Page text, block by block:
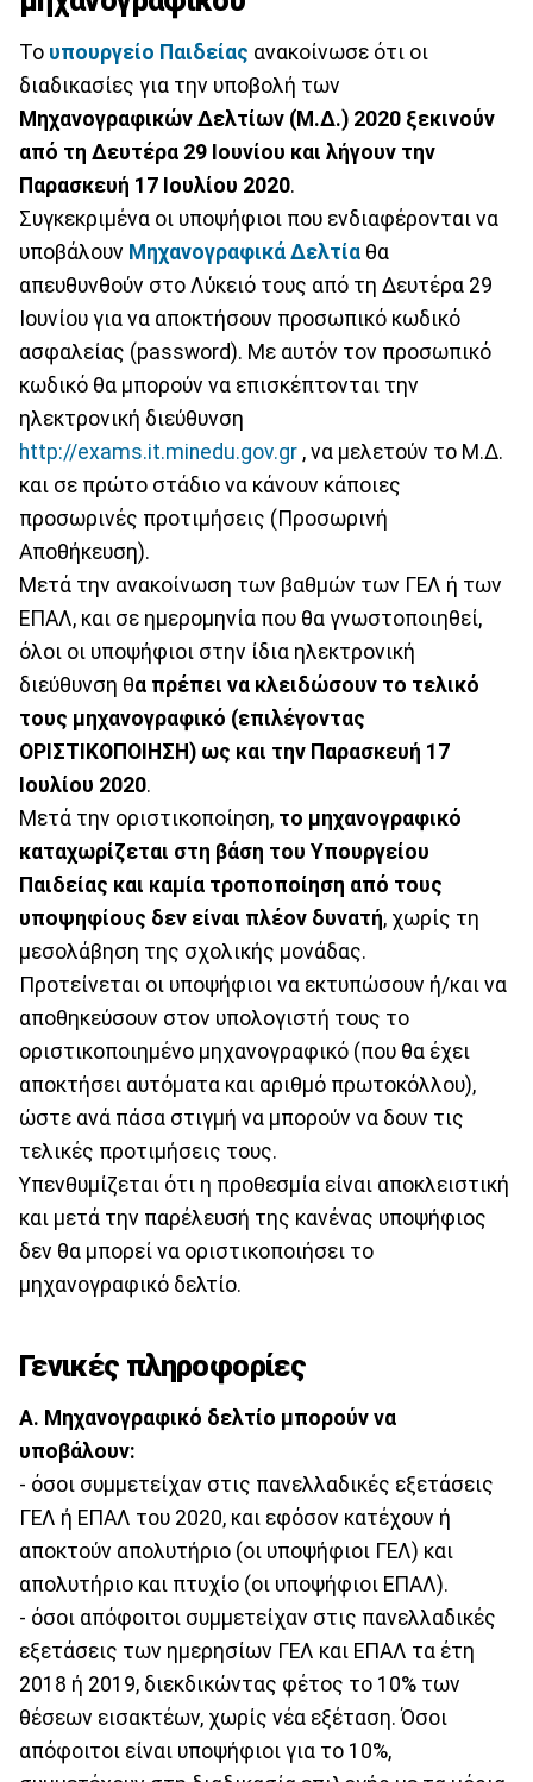
Το υπουργείο Παιδείας ανακοίνωσε ότι οι
διαδικασίες για την υποβολή των
Μηχανογραφικών Δελτίων (Μ.Δ.) 2020 ξεκινούν
από τη Δευτέρα 29 Ιουνίου και λήγουν την
Παρασκευή 17 Ιουλίου 2020.
Συγκεκριμένα οι υποψήφιοι που ενδιαφέρονται να
υποβάλουν Μηχανογραφικά Δελτία θα
απευθυνθούν στο Λύκειό τους από τη Δευτέρα 29
Ιουνίου για να αποκτήσουν προσωπικό κωδικό
ασφαλείας (password). Με αυτόν τον προσωπικό
κωδικό θα μπορούν να επισκέπτονται την
ηλεκτρονική διεύθυνση
http://exams.it.minedu.gov.gr , να μελετούν το Μ.Δ.
και σε πρώτο στάδιο να κάνουν κάποιες
προσωρινές προτιμήσεις (Προσωρινή
Αποθήκευση).
Μετά την ανακοίνωση των βαθμών των ΓΕΛ ή των
ΕΠΑΛ, και σε ημερομηνία που θα γνωστοποιηθεί,
όλοι οι υποψήφιοι στην ίδια ηλεκτρονική
διεύθυνση θα πρέπει να κλειδώσουν το τελικό
τους μηχανογραφικό (επιλέγοντας
ΟΡΙΣΤΙΚΟΠΟΙΗΣΗ) ως και την Παρασκευή 17
Ιουλίου 2020.
Μετά την οριστικοποίηση, το μηχανογραφικό
καταχωρίζεται στη βάση του Υπουργείου
Παιδείας και καμία τροποποίηση από τους
υποψηφίους δεν είναι πλέον δυνατή, χωρίς τη
μεσολάβηση της σχολικής μονάδας.
Προτείνεται οι υποψήφιοι να εκτυπώσουν ή/και να
αποθηκεύσουν στον υπολογιστή τους το
οριστικοποιημένο μηχανογραφικό (που θα έχει
αποκτήσει αυτόματα και αριθμό πρωτοκόλλου),
ώστε ανά πάσα στιγμή να μπορούν να δουν τις
τελικές προτιμήσεις τους.
Υπενθυμίζεται ότι η προθεσμία είναι αποκλειστική
και μετά την παρέλευσή της κανένας υποψήφιος
δεν θα μπορεί να οριστικοποιήσει το
μηχανογραφικό δελτίο.
Γενικές πληροφορίες
Α. Μηχανογραφικό δελτίο μπορούν να
υποβάλουν:
- όσοι συμμετείχαν στις πανελλαδικές εξετάσεις
ΓΕΛ ή ΕΠΑΛ του 2020, και εφόσον κατέχουν ή
αποκτούν απολυτήριο (οι υποψήφιοι ΓΕΛ) και
απολυτήριο και πτυχίο (οι υποψήφιοι ΕΠΑΛ).
- όσοι απόφοιτοι συμμετείχαν στις πανελλαδικές
εξετάσεις των ημερησίων ΓΕΛ και ΕΠΑΛ τα έτη
2018 ή 2019, διεκδικώντας φέτος το 10% των
θέσεων εισακτέων, χωρίς νέα εξέταση. Όσοι
απόφοιτοι είναι υποψήφιοι για το 10%,